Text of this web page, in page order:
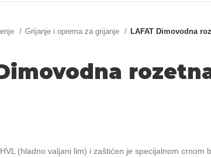
Grijanje i oprema za grijanje LAFAT Dimovodna
(hladno valjani lim) i zaštićen je specijalnom crnom